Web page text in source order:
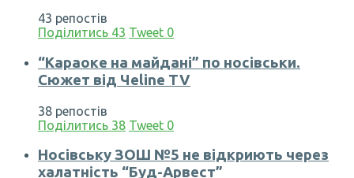
43 репостів
Поділитись 43 Tweet 0
“Караоке на майдані” по носівськи.
Сюжет від Чеline TV
38 репостів
Поділитись 38 Tweet 0
Носівську ЗОШ №5 не відкриють через
халатність “Буд-Арвест”